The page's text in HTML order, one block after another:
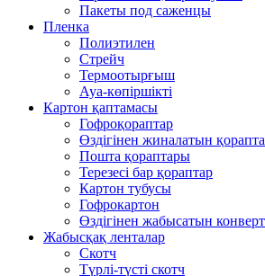
Пакеты под саженцы
Пленка
Полиэтилен
Стрейч
Термоотырғыш
Ауа-көпіршікті
Картон қаптамасы
Гофроқораптар
Өздігінен жиналатын
Пошта қораптары
Терезесі бар қораптар
Картон тубусы
Гофрокартон
Өздігінен жабысатын
Жабысқақ ленталар
Скотч
Түрлі-түсті скотч